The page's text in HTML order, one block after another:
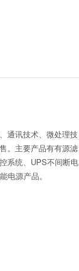
通讯技术、微处理技
。主要产品有有源滤
系统、UPS不间断电
电源产品。